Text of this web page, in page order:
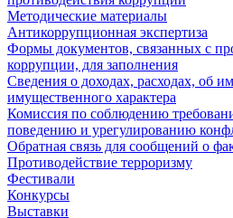
Методические материалы
Антикоррупционная экспертиза
Формы документов, связанных с
коррупции, для заполнения
Сведения о доходах, расходах, об
имущественного характера
Комиссия по соблюдению
поведению и урегулированию
Обратная связь для сообщений о
Противодействие терроризму
Фестивали
Конкурсы
Выставки